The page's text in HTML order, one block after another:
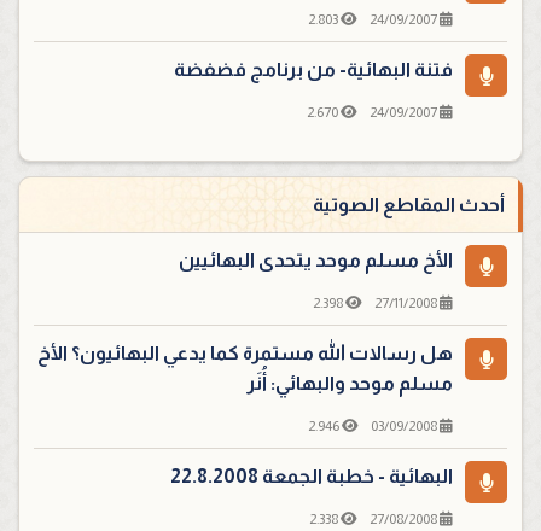
24/09/2007
2.803
فتنة البهائية- من برنامج فضفضة
24/09/2007
2.670
أحدث المقاطع الصوتية
الأخ مسلم موحد يتحدى البهائيين
27/11/2008
2.398
هل رسالات الله مستمرة كما يدعي البهائيون؟ الأخ
مسلم موحد والبهائي: أُنَر
03/09/2008
2.946
البهائية - خطبة الجمعة 22.8.2008
27/08/2008
2.338